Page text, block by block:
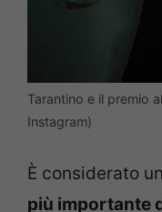
Tarantino e il premio
Instagram)
È considerato
più importante